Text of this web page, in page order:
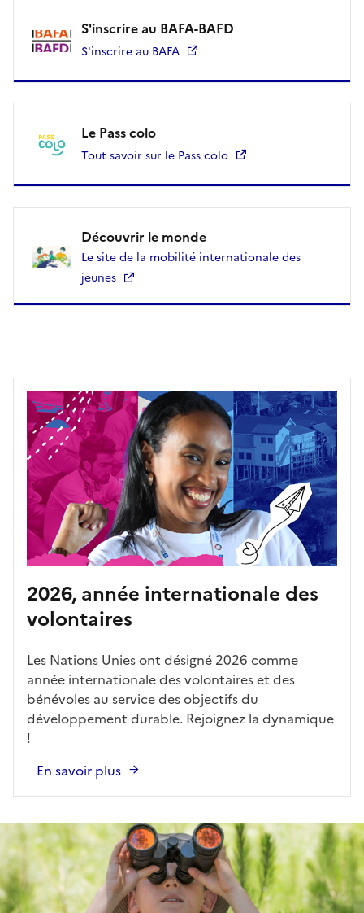
S'inscrire au BAFA-BAFD
S'inscrire au BAFA
Le Pass colo
Tout savoir sur le Pass colo
Découvrir le monde
Le site de la mobilité internationale des
jeunes
2026, année internationale des
volontaires
Les Nations Unies ont désigné 2026 comme
année internationale des volontaires et des
bénévoles au service des objectifs du
développement durable. Rejoignez la dynamique
!
En savoir plus